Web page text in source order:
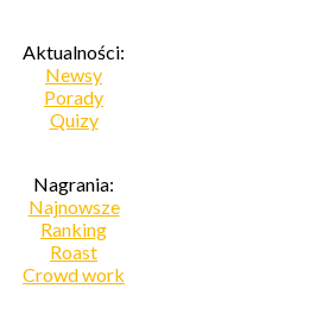
Aktualności:
Newsy
Porady
Quizy
Nagrania:
Najnowsze
Ranking
Roast
Crowd work